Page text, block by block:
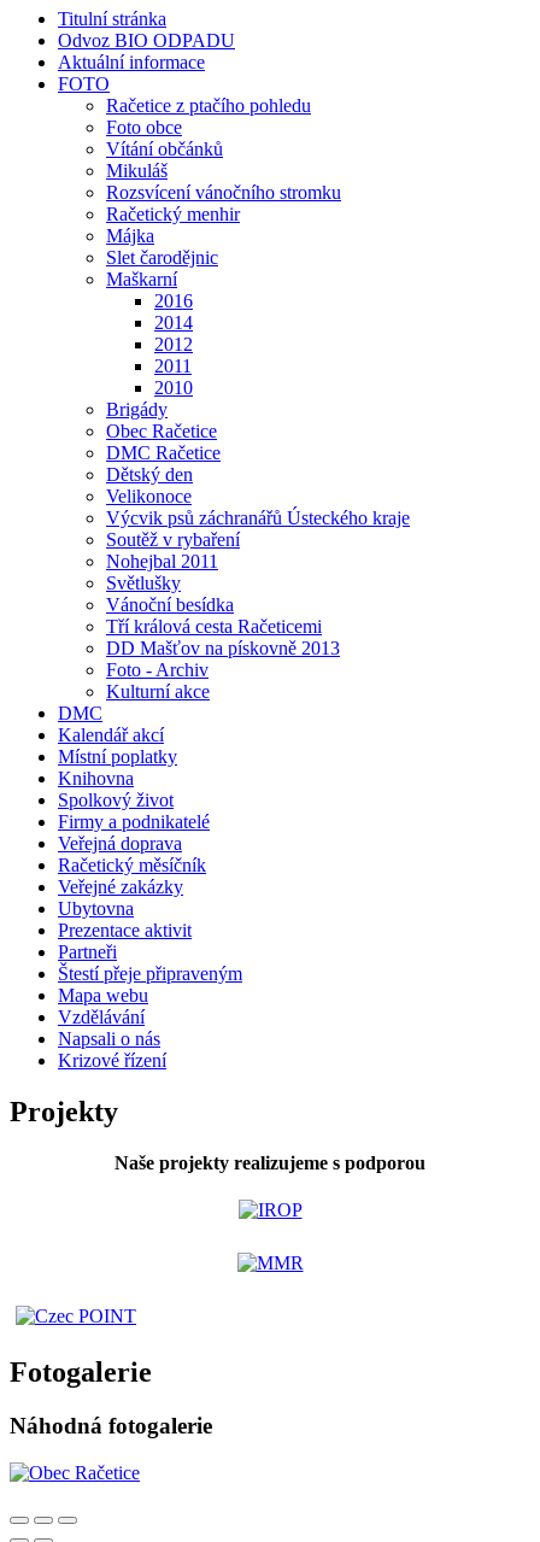
Titulní stránka
Odvoz BIO ODPADU
Aktuální informace
FOTO
Račetice z ptačího pohledu
Foto obce
Vítání občánků
Mikuláš
Rozsvícení vánočního stromku
Račetický menhir
Májka
Slet čarodějnic
Maškarní
2016
2014
2012
2011
2010
Brigády
Obec Račetice
DMC Račetice
Dětský den
Velikonoce
Výcvik psů záchranářů Ústeckého kraje
Soutěž v rybaření
Nohejbal 2011
Světlušky
Vánoční besídka
Tří králová cesta Račeticemi
DD Mašťov na pískovně 2013
Foto - Archiv
Kulturní akce
DMC
Kalendář akcí
Místní poplatky
Knihovna
Spolkový život
Firmy a podnikatelé
Veřejná doprava
Račetický měsíčník
Veřejné zakázky
Ubytovna
Prezentace aktivit
Partneři
Štestí přeje připraveným
Mapa webu
Vzdělávání
Napsali o nás
Krizové řízení
Projekty
Naše projekty realizujeme s podporou
Fotogalerie
Náhodná fotogalerie